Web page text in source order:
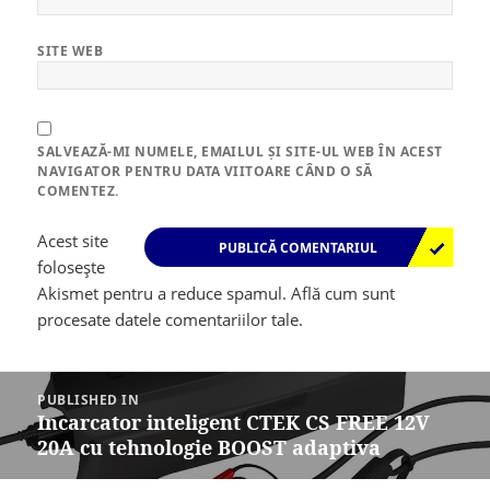
SITE WEB
SALVEAZĂ-MI NUMELE, EMAILUL ȘI SITE-UL WEB ÎN ACEST
NAVIGATOR PENTRU DATA VIITOARE CÂND O SĂ
COMENTEZ.
Acest site
folosește
Akismet pentru a reduce spamul.Află cum sunt
procesate datele comentariilor tale.
Navigare
articole
PUBLISHED IN
Incarcator inteligent CTEK CS FREE 12V
20A cu tehnologie BOOST adaptiva